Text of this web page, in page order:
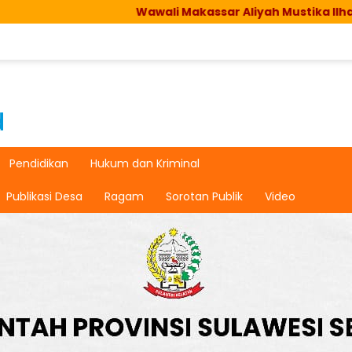
Wawali Makassar Aliyah Mustika Ilham
Pendidikan Hukum dan Kriminal
Publikasi Desa Ragam Sorotan Publik Video